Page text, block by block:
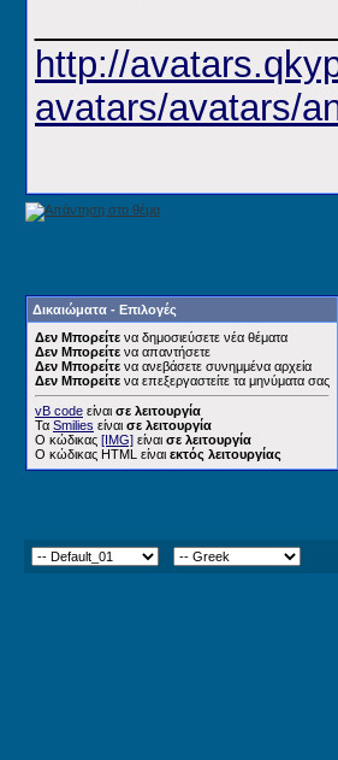
http://
avatars/avatars/
Δικαιώματα - Επιλογές
Δεν Μπορείτε να δημοσιεύσετε νέα θέματα
Δεν Μπορείτε να απαντήσετε
Δεν Μπορείτε να ανεβάσετε συνημμένα αρχεία
Δεν Μπορείτε να επεξεργαστείτε τα μηνύματα σας
vB code είναι σε λειτουργία
Τα Smilies είναι σε λειτουργία
Ο κώδικας [IMG] είναι σε λειτουργία
Ο κώδικας HTML είναι εκτός λειτουργίας